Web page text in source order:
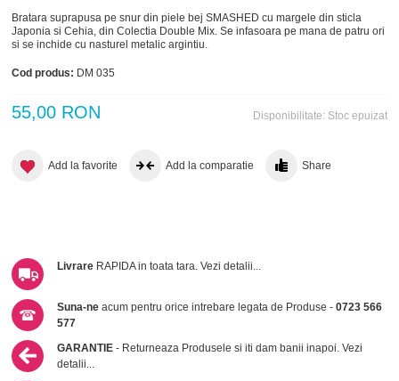
Bratara suprapusa pe snur din piele bej SMASHED cu margele din sticla
Japonia si Cehia, din Colectia Double Mix. Se infasoara pe mana de patru ori
si se inchide cu nasturel metalic argintiu.
Cod produs: DM 035
Disponibilitate: Stoc epuizat
55,00 RON
Add la favorite Add la comparatie Share
Livrare RAPIDA in toata tara.Vezi detalii...
Suna-ne acum pentru orice intrebare legata de Produse -0723 566
577
GARANTIE - Returneaza Produsele si iti dam banii inapoi.Vezi
detalii...